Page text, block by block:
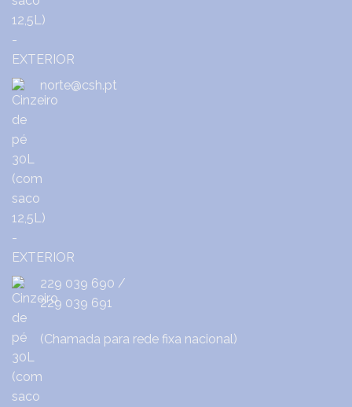
norte@csh.pt
229 039 690 /
229 039 691
(Chamada para rede fixa nacional)